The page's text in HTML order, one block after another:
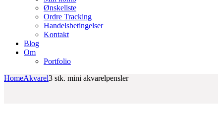
Ønskeliste
Ordre Tracking
Handelsbetingelser
Kontakt
Blog
Om
Portfolio
HomeAkvarel3 stk. mini akvarelpensler